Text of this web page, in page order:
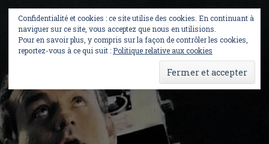
content
Confidentialité et cookies : ce site utilise des cookies. En continuant à
naviguer sur ce site, vous acceptez que nous en utilisions.
Pour en savoir plus, y compris sur la façon de contrôler les cookies,
reportez-vous à ce qui suit :Politique relative aux cookies